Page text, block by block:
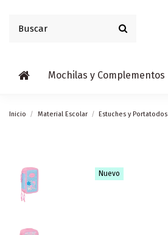
Mochilas y Complementos
Inicio Material Escolar Estuches y Portatodos
Nuevo